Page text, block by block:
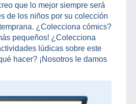
que lo mejor siempre será
de los niños por su colección
¿Colecciona cómics?
pequeños! ¿Colecciona
lúdicas sobre este
hacer? ¡Nosotros le damos